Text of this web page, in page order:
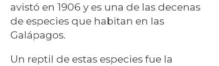
avistó en 1906 y es una de las decenas
de especies que habitan en las
Galápagos.
Un reptil de estas especies fue la